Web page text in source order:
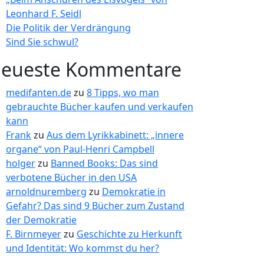
Leonhard F. Seidl
Die Politik der Verdrängung
Sind Sie schwul?
Kommentare
medifanten.dezu 8 Tipps, wo man
gebrauchte Bücher kaufen und verkaufen
kann
Frankzu Aus dem Lyrikkabinett: „innere
organe“ von Paul-Henri Campbell
holgerzu Banned Books: Das sind
verbotene Bücher in den USA
arnoldnuremberg zu Demokratie in
Gefahr? Das sind 9 Bücher zum Zustand
der Demokratie
F. Birnmeyerzu Geschichte zu Herkunft
und Identität: Wo kommst du her?